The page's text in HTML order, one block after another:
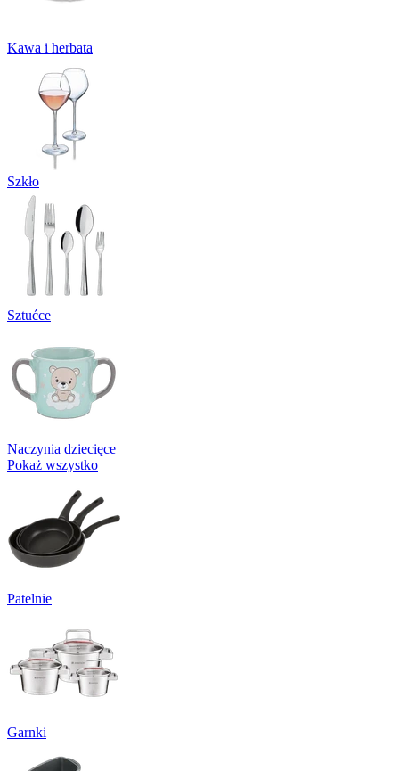
Kawa i herbata
Szkło
Sztućce
Naczynia dziecięce
Pokaż wszystko
Patelnie
Garnki